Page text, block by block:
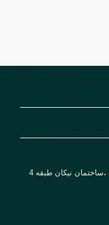
تهران ، خیابان شریعتی، نبش مترو شریعتی ،ساختمان نیکان طبقه 4